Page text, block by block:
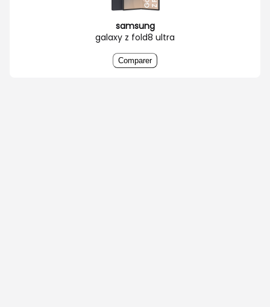
samsung
galaxy z fold8 ultra
Comparer